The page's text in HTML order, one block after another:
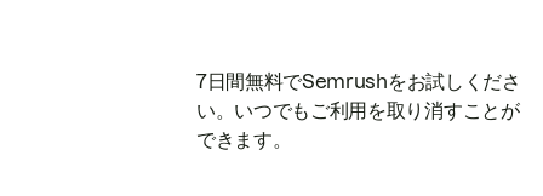
7日間無料でSemrushをお試しくださ
い。いつでもご利用を取り消すことが
できます。